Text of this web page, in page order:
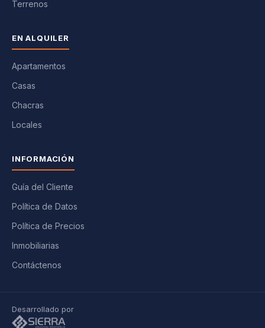
Terrenos
EN ALQUILER
Apartamentos
Casas
Chacras
Locales
INFORMACIÓN
Guía del Cliente
Política de Datos
Política de Precios
Inmobiliarias
Contáctenos
Desarrollado por